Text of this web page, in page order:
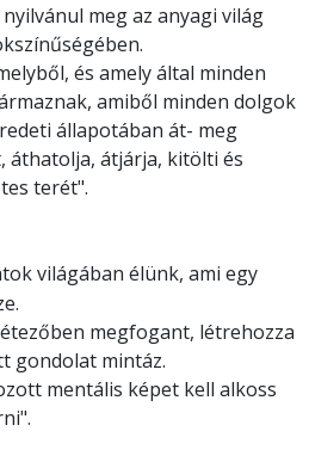
meg az anyagi világ
és amely által minden
amiből minden dolgok
állapotában át- meg
áthatolja, átjárja, kitölti és
terét".
világában élünk, ami egy
megfogant, létrehozza
gondolat mintáz.
mentális képet kell alkoss